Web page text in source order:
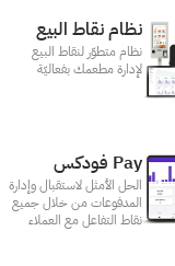
نظام نقاط البيع
نظام متطوّر لنقاط البيع
لإدارة مطعمك بفعاليّة
Pay فودكس
الحل الأمثل لاستقبال وإدارة
المدفوعات من خلال جميع
نقاط التفاعل مع العملاء